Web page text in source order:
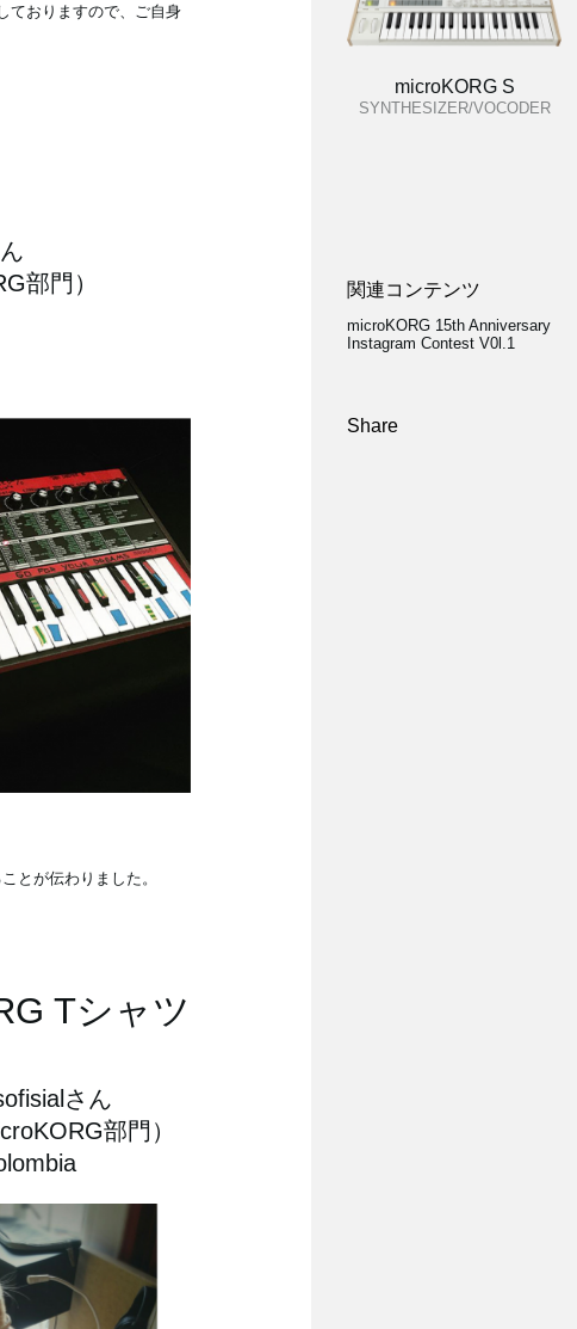
ておりますので、ご自身
部門）
とが伝わりました。
Tシャツ
さん
部門）
microKORG S
SYNTHESIZER/VOCODER
関連コンテンツ
microKORG 15th Anniversary
Instagram Contest V0l.1
Share